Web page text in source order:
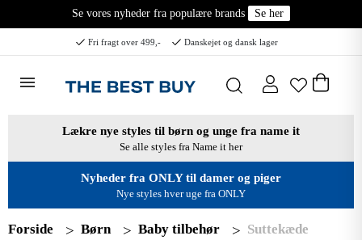
Se vores nyheder fra populære brands Se her
Fri fragt over 499,- Danskejet og dansk lager
Lækre nye styles til børn og unge fra name it
Se alle styles fra Name it her
Nyheder fra ONLY til damer og piger
Nye styles hver uge fra ONLY
Forside Børn Baby tilbehør Suttekæde